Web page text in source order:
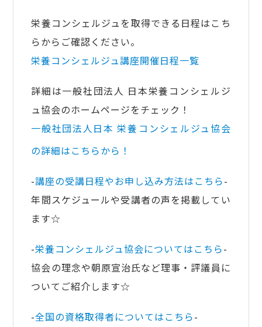
栄養コンシェルジュを取得できる日程はこち
らからご確認ください。
栄養コンシェルジュ講座開催日程一覧
詳細は一般社団法人 日本栄養コンシェルジ
ュ協会のホームページをチェック！
一般社団法人日本 栄養 コンシェルジュ協会
の詳細はこちらから！
-講座の受講日程やお申し込み方法はこちら-
年間スケジュールや受講者の声を掲載してい
ます☆
-栄養コンシェルジュ協会についてはこちら-
協会の理念や朝原宣治氏など理事・評議員に
ついてご紹介します☆
-全国の資格取得者についてはこちら-